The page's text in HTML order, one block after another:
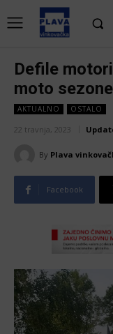
Defile
moto
AKTUALNO OSTALO
22 travnja, 2023
By Plava
Facebook